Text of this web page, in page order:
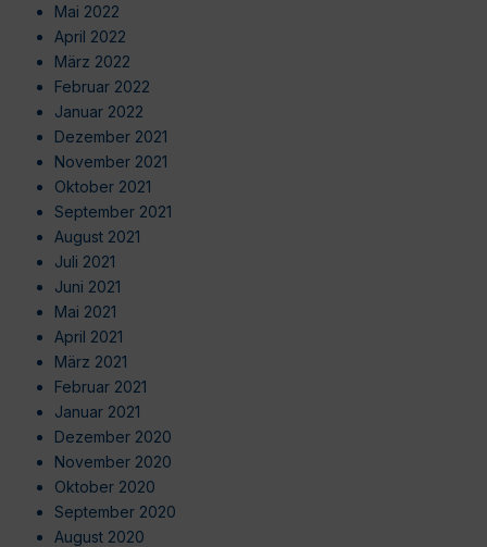
Mai 2022
April 2022
März 2022
Februar 2022
Januar 2022
Dezember 2021
November 2021
Oktober 2021
September 2021
August 2021
Juli 2021
Juni 2021
Mai 2021
April 2021
März 2021
Februar 2021
Januar 2021
Dezember 2020
November 2020
Oktober 2020
September 2020
August 2020